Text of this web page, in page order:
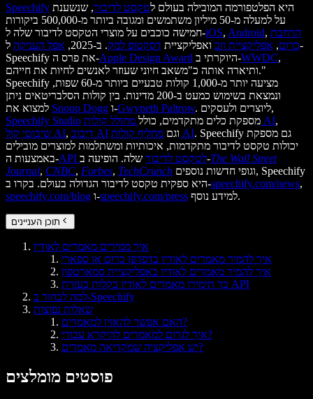
Speechify
היא הפלטפורמה המובילה בעולם לטקסט לדיבור, שנשענת
על למעלה מ-50 מיליון משתמשים ומגובה ביותר מ-500,000 ביקורות
חמישה כוכבים על מוצרי הטקסט לדיבור שלה ל-iOS, Android, הרחבת
כרום, אפליקציית ווב ואפליקציית דסקטופ למק. ב-2025, אפל העניקה ל-
Speechify את פרס ה-Apple Design Award היוקרתי ב-WWDC,
ותיארה אותה כ"משאב חיוני שעוזר לאנשים לחיות את חייהם."
Speechify מציעה יותר מ-1,000 קולות טבעיים ביותר מ-60 שפות,
ונמצאת בשימוש כמעט ב-200 מדינות. בין קולות הסלבריטאים ניתן
Snoop Dogg ו-Gwyneth Paltrow
. ליוצרים ולעסקים,
Speechify Studio
מספקת כלים מתקדמים, כולל מחולל קולות AI,
שיבוטי קול AI, דיבוב AI וגם מחליף קולות AI. Speechify גם מספקת
יכולות טקסט לדיבור מתקדמות, איכותיות ומשתלמות למוצרים מובילים
באמצעות ה-
API לטקסט לדיבורשלה. הופיעה ב-The Wall Street
Journal, CNBC, Forbes, TechCrunch
היא ספקית טקסט לדיבור הגדולה בעולם. בקרו ב-speechify.com/news,
speechify.com/blog ו-speechify.com/press למידע נוסף.
תוכן העניינים
איך ממירים מאמרים לאודיו
איך להמיר מאמרים לאודיו בדפדפן כרום או ספארי
איך להמיר מאמרים לאודיו באפליקציית סמארטפון
כך תימירו מאמרים לאודיו בקלות בעזרת API
למה לבחור ב-Speechify
שאלות נפוצות
האם אפשר להאזין למאמרים?
איך לגרום למאמרים להיקרא עבורי?
יש אפליקציה שמקריאה מאמרים?
פוסטים מומלצים